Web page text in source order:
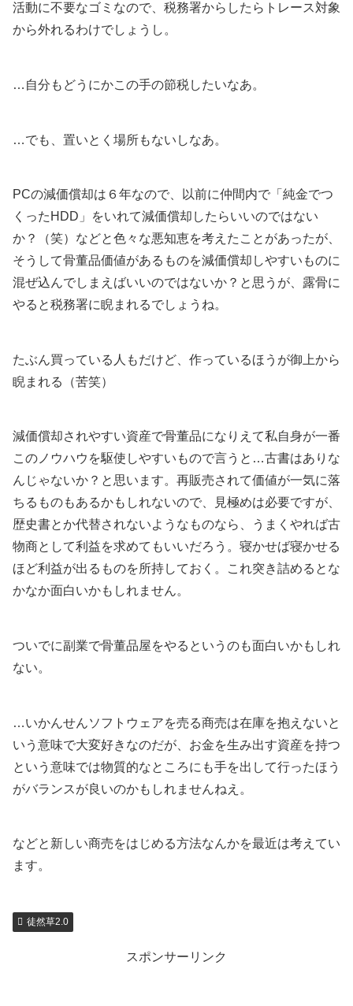
活動に不要なゴミなので、税務署からしたらトレース対象
から外れるわけでしょうし。
…自分もどうにかこの手の節税したいなあ。
…でも、置いとく場所もないしなあ。
PCの減価償却は６年なので、以前に仲間内で「純金でつ
くったHDD」をいれて減価償却したらいいのではない
か？（笑）などと色々な悪知恵を考えたことがあったが、
そうして骨董品価値があるものを減価償却しやすいものに
混ぜ込んでしまえばいいのではないか？と思うが、露骨に
やると税務署に睨まれるでしょうね。
たぶん買っている人もだけど、作っているほうが御上から
睨まれる（苦笑）
減価償却されやすい資産で骨董品になりえて私自身が一番
このノウハウを駆使しやすいもので言うと…古書はありな
んじゃないか？と思います。再販売されて価値が一気に落
ちるものもあるかもしれないので、見極めは必要ですが、
歴史書とか代替されないようなものなら、うまくやれば古
物商として利益を求めてもいいだろう。寝かせば寝かせる
ほど利益が出るものを所持しておく。これ突き詰めるとな
かなか面白いかもしれません。
ついでに副業で骨董品屋をやるというのも面白いかもしれ
ない。
…いかんせんソフトウェアを売る商売は在庫を抱えないと
いう意味で大変好きなのだが、お金を生み出す資産を持つ
という意味では物質的なところにも手を出して行ったほう
がバランスが良いのかもしれませんねえ。
などと新しい商売をはじめる方法なんかを最近は考えてい
ます。
徒然草2.0
スポンサーリンク